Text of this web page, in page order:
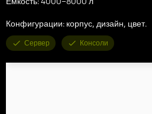
Конфигурации: корпус, дизайн, цвет.
Сервер Консоли